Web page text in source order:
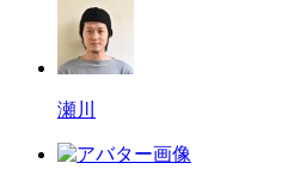
瀬川